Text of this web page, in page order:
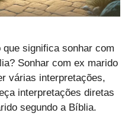
significa sonhar com
Sonhar com ex marido
várias interpretações,
interpretações diretas
segundo a Bíblia.